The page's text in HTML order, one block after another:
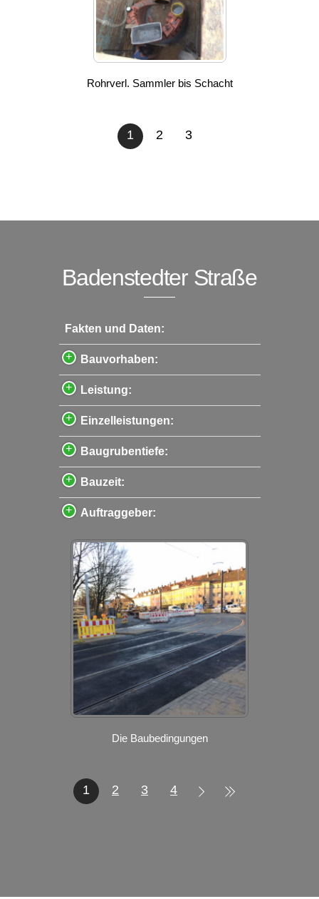
Rohrverl. Sammler bis Schacht
1 2 3
Badenstedter Straße
Fakten und Daten:
Bauvorhaben:
Leistung:
Einzelleistungen:
Baugrubentiefe:
Bauzeit:
Auftraggeber:
Die Baubedingungen
1 2 3 4